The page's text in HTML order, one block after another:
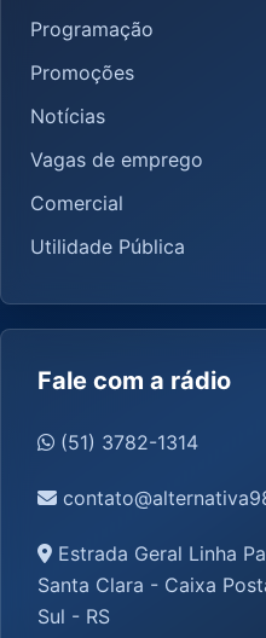
Programação
Promoções
Notícias
Vagas de emprego
Comercial
Utilidade Pública
Fale com a rádio
(51) 3782-1314
Estrada Geral Linha
Santa Clara - Caixa
Sul - RS